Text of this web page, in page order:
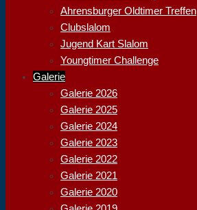
Ahrensburger Oldtimer Treffen
Clubslalom
Jugend Kart Slalom
Youngtimer Challenge
Galerie
Galerie 2026
Galerie 2025
Galerie 2024
Galerie 2023
Galerie 2022
Galerie 2021
Galerie 2020